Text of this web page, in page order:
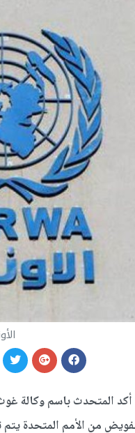
أكد المتحدث باسم وكالة